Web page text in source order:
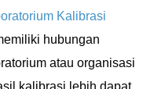
Kalibrasi
hubungan
atau organisasi
kalibrasi lebih dapat